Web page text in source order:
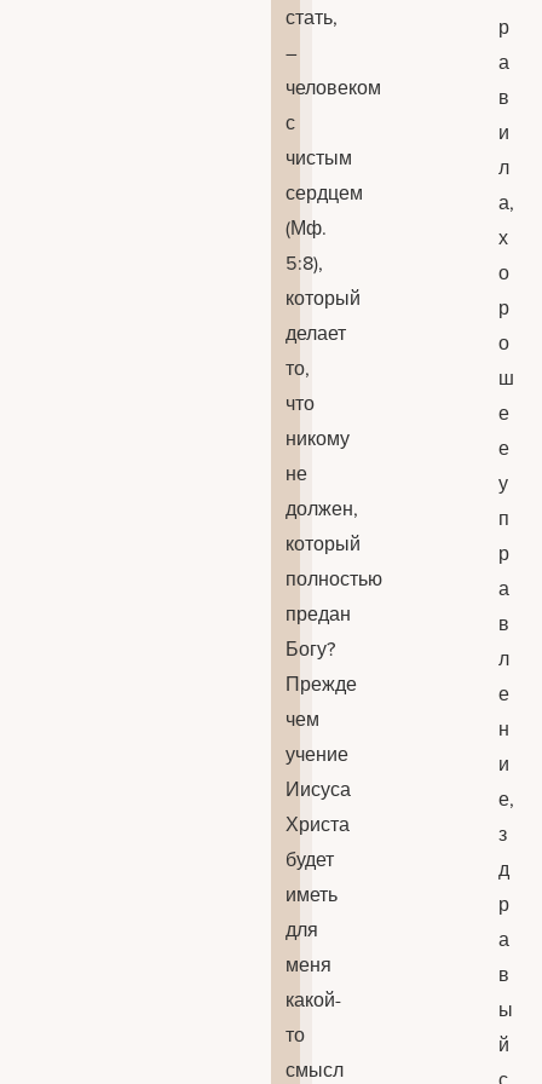
стать,
–
человеком
с
чистым
сердцем
(Мф.
5:8),
который
делает
то,
что
никому
не
должен,
который
полностью
предан
Богу?
Прежде
чем
учение
Иисуса
Христа
будет
иметь
для
меня
какой-
то
смысл
р
а
в
и
л
а,
х
о
р
о
ш
е
е
у
п
р
а
в
л
е
н
и
е,
з
д
р
а
в
ы
й